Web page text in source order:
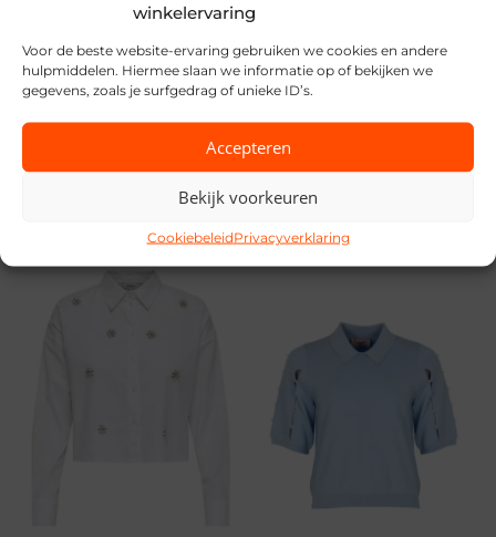
winkelervaring
Voor de beste website-ervaring gebruiken we cookies en andere
hulpmiddelen. Hiermee slaan we informatie op of bekijken we
gegevens, zoals je surfgedrag of unieke ID’s.
Accepteren
Bekijk voorkeuren
CookiebeleidPrivacyverklaring
Only
€19,99
Aaiko
€119,95